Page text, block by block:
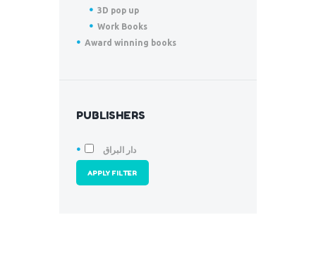
3D pop up
Work Books
Award winning books
PUBLISHERS
دار البراق
APPLY FILTER